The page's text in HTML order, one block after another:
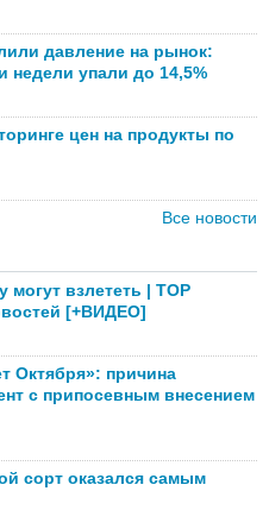
давление на рынок:
недели упали до 14,5%
цен на продукты по
Все новости
взлететь | TOP
[+ВИДЕО]
Октября»: причина
с припосевным внесением
сорт оказался самым